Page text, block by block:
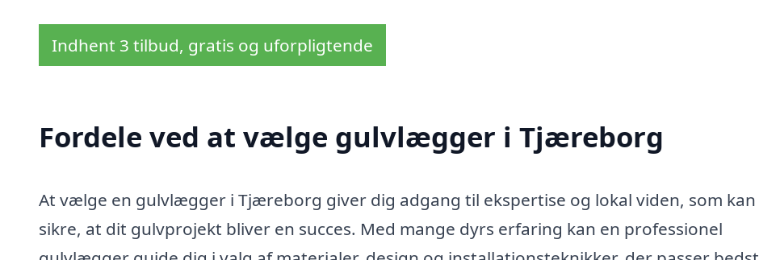
Indhent 3 tilbud, gratis og uforpligtende
Fordele ved at vælge gulvlægger i Tjæreborg
At vælge en gulvlægger i Tjæreborg giver dig adgang til ekspertise og lokal viden, som kan
sikre, at dit gulvprojekt bliver en succes. Med mange dyrs erfaring kan en professionel